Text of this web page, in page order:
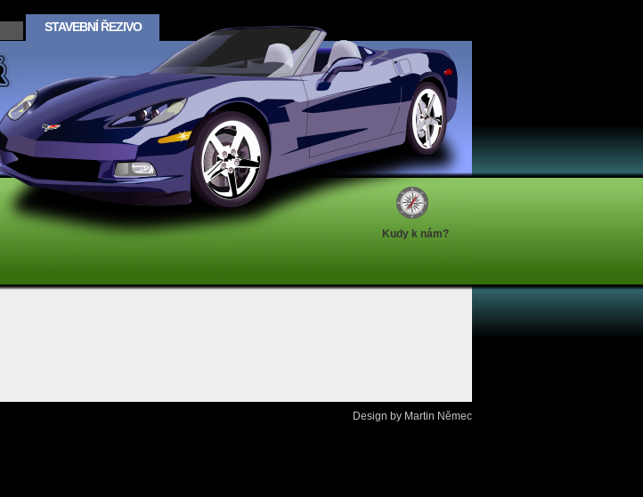
STAVEBNÍ ŘEZIVO
Kudy k nám?
Design by Martin Němec